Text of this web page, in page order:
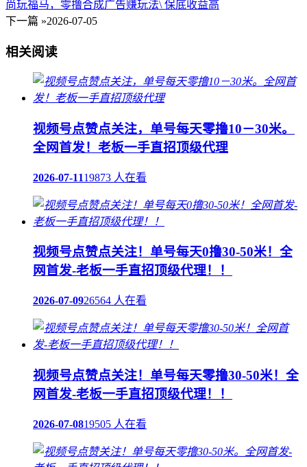
尚玩福马，零撸合成广告赚玩法\ 保底收益高
下一篇 »2026-07-05
相关阅读
视频号点赞点关注，单号每天零撸10－30米。
全网首发！老板一手直招顶级代理
2026-07-1119873 人在看
视频号点赞点关注！单号每天0撸30-50米！全
网首发-老板一手直招顶级代理！！
2026-07-0926564 人在看
视频号点赞点关注！单号每天零撸30-50米！全
网首发-老板一手直招顶级代理！！
2026-07-0819505 人在看